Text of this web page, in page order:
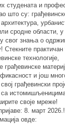
студената и
што су:
сродне области, у
свог знања о
Стекните
технологије,
грађевинске
и још
грађевински
са
своје мреже!
8. март 2026.!
овде: